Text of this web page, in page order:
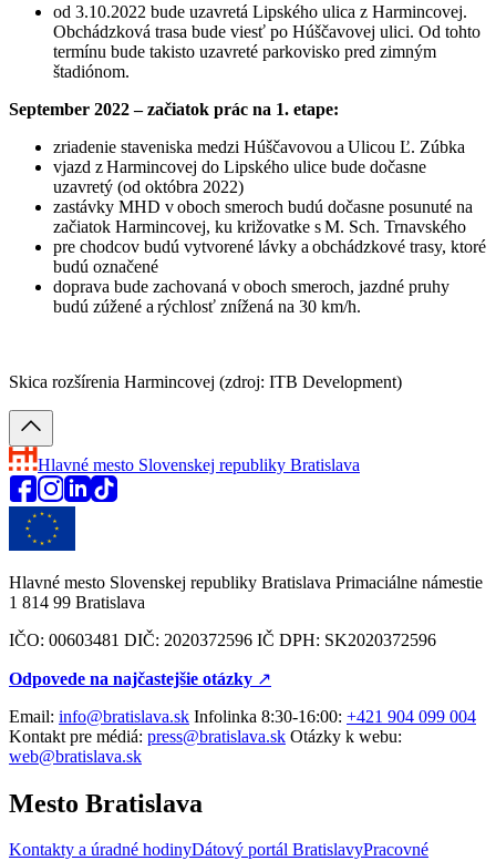
od 3.10.2022 bude uzavretá Lipského ulica z Harmincovej.
Obchádzková trasa bude viesť po Húščavovej ulici. Od tohto
termínu bude takisto uzavreté parkovisko pred zimným
štadiónom.
September 2022 – začiatok prác na 1. etape:
zriadenie staveniska medzi Húščavovou a Ulicou Ľ. Zúbka
vjazd z Harmincovej do Lipského ulice bude dočasne
uzavretý (od októbra 2022)
zastávky MHD v oboch smeroch budú dočasne posunuté na
začiatok Harmincovej, ku križovatke s M. Sch. Trnavského
pre chodcov budú vytvorené lávky a obchádzkové trasy, ktoré
budú označené
doprava bude zachovaná v oboch smeroch, jazdné pruhy
budú zúžené a rýchlosť znížená na 30 km/h.
Skica rozšírenia Harmincovej (zdroj: ITB Development)
Hlavné mesto Slovenskej republiky Bratislava
Hlavné mesto Slovenskej republiky Bratislava Primaciálne námestie
1 814 99 Bratislava
IČO: 00603481 DIČ: 2020372596 IČ DPH: SK2020372596
Odpovede na najčastejšie otázky ↗︎
Email: info@bratislava.sk Infolinka 8:30-16:00: +421 904 099 004
Kontakt pre médiá: press@bratislava.sk Otázky k webu:
web@bratislava.sk
Mesto Bratislava
Kontakty a úradné hodinyDátový portál BratislavyPracovné